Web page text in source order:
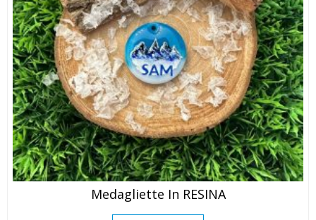
Medagliette In RESINA